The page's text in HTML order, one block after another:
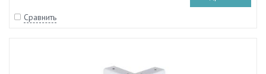
Сравнить